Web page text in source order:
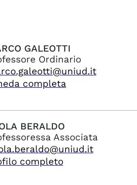
GALEOTTI
Ordinario
completa
BERALDO
Associata
completo